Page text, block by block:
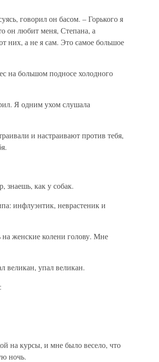
говорил он басом. – Горького я
он любит меня, Степана, а
них, а не я сам. Это самое большое
на большом подносе холодного
Я одним ухом слушала
и настраивают против тебя,
знаешь, как у собак.
инфлуэнтик, неврастеник и
женские колени голову. Мне
великан, упал великан.
на курсы, и мне было весело, что
ночь.